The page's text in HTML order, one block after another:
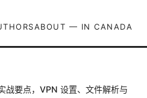
ABOUT — IN CANADA
要点，VPN 设置、文件解析与